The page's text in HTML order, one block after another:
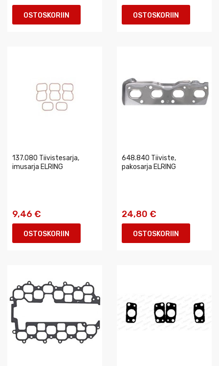
OSTOSKORIIN OSTOSKORIIN
137.080 Tiivistesarja,
imusarja ELRING
9,46 €
OSTOSKORIIN
648.840 Tiiviste,
pakosarja ELRING
24,80 €
OSTOSKORIIN